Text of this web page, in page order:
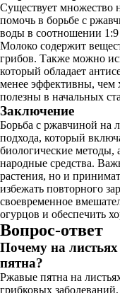
Существует множество
помочь в борьбе с
воды в соотношении
Молоко содержит
грибов. Также можно
который обладает
менее эффективны, чем
полезны в начальных
Заключение
Борьба с ржавчиной на
подхода, который
биологические методы,
народные средства.
растения, но и
избежать повторного
своевременное
огурцов и обеспечить
Вопрос-ответ
Почему на
пятна?
Ржавые пятна на
грибковых